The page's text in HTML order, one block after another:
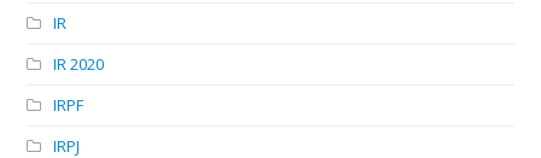
IR
IR 2020
IRPF
IRPJ